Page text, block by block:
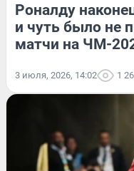
Роналду
и чуть было не
матчи на ЧМ-
3 июля, 2026, 14:02 1